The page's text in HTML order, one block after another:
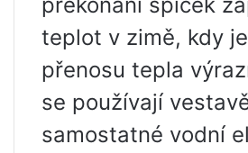
teplot v zimě, kdy
přenosu tepla
se používají
samostatné vodní